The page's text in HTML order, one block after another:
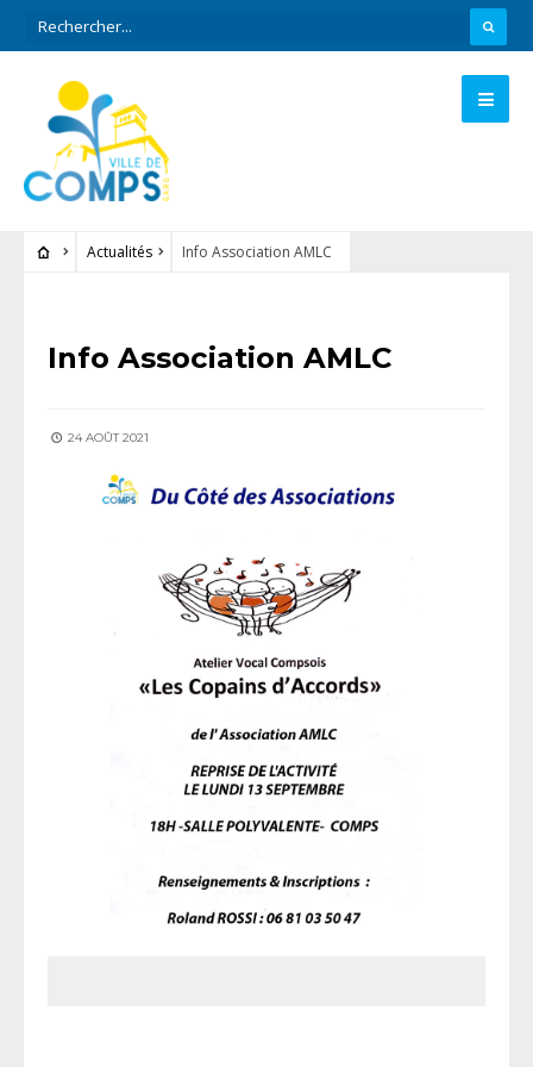
Actualités Info Association AMLC
Info Association AMLC
24 AOÛT 2021